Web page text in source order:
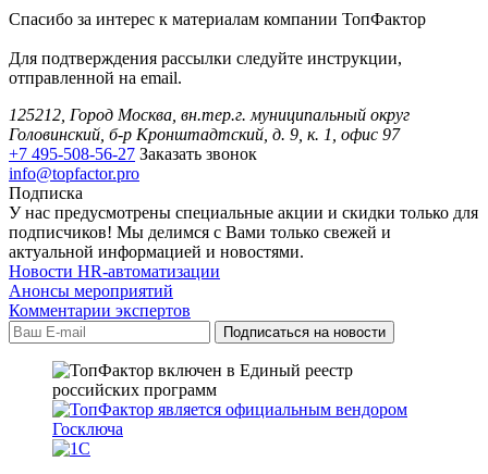
Спасибо за интерес к материалам компании ТопФактор
Для подтверждения рассылки следуйте инструкции,
отправленной на email.
125212, Город Москва, вн.тер.г. муниципальный округ
Головинский, б-р Кронштадтский, д. 9, к. 1, офис 97
+7 495-508-56-27 Заказать звонок
info@topfactor.pro
Подписка
У нас предусмотрены специальные акции и скидки только для
подписчиков! Мы делимся с Вами только свежей и
актуальной информацией и новостями.
Новости HR-автоматизации
Анонсы мероприятий
Комментарии экспертов